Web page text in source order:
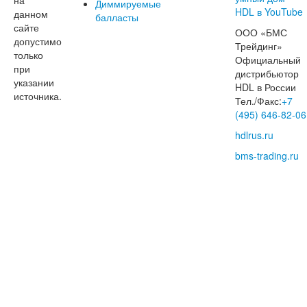
данном
сайте
допустимо
только
при
указании
источника.
Диммируемые
балласты
ООО «БМС
Трейдинг»
Официальный
дистрибьютор
HDL в России
Тел./Факс:+7
(495) 646-82-06
hdlrus.ru
bms-trading.ru